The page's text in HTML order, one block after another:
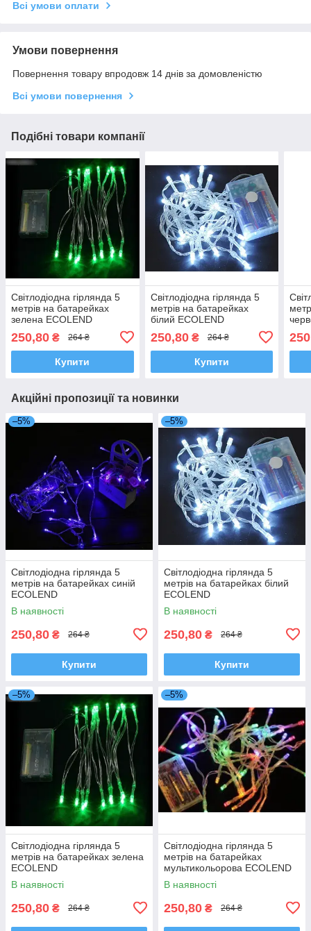
Всі умови оплати
Умови повернення
Повернення товару впродовж 14 днів за домовленістю
Всі умови повернення
Подібні товари компанії
Світлодіодна гірлянда 5
метрів на батарейках
зелена ECOLEND
250,80 ₴ 264 ₴
Купити
Світлодіодна гірлянда 5
метрів на батарейках
білий ECOLEND
250,80₴ 264 ₴
Купити
Акційні пропозиції та новинки
–5%
Світлодіодна гірлянда 5
метрів на батарейках синій
ECOLEND
В наявності
250,80 ₴ 264 ₴
Купити
–5%
Світлодіодна гірлянда 5
метрів на батарейках білий
ECOLEND
В наявності
250,80 ₴ 264 ₴
Купити
–5%
Світлодіодна гірлянда 5
метрів на батарейках зелена
ECOLEND
В наявності
250,80 ₴ 264 ₴
–5%
Світлодіодна гірлянда 5
метрів на батарейках
мультикольорова ECOLEND
В наявності
250,80 ₴ 264 ₴